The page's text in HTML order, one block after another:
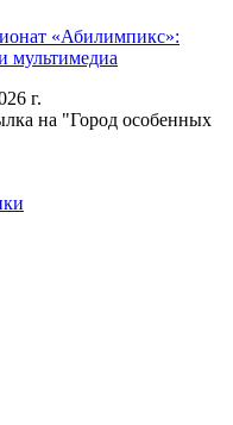
«Абилимпикс»:
мультимедиа
г.
на "Город особенных